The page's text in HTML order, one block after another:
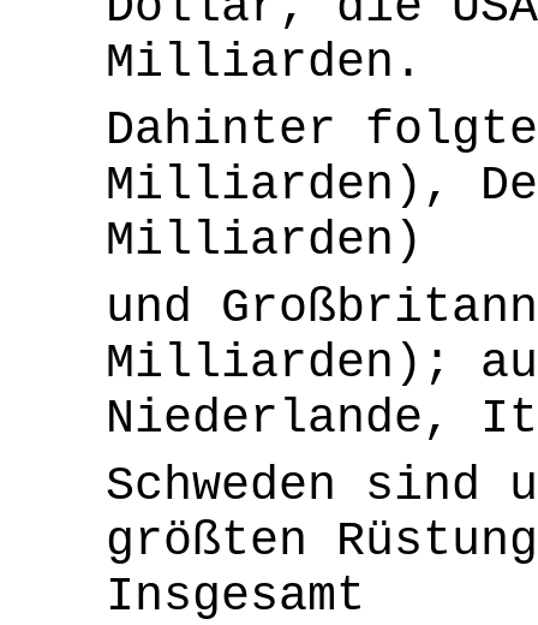
Milliarden.
Dahinter
Milliarden),
Milliarden)
und
Milliarden);
Niederlande,
Schweden sind
größten
Insgesamt